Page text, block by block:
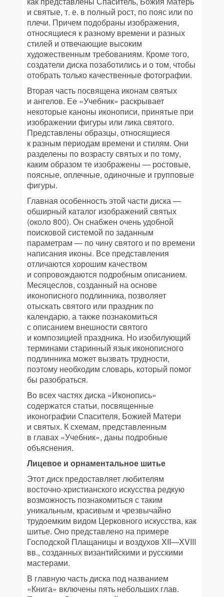
и святые, т. е. в полный рост, по пояс или по
плечи. Причем подобраны изображения,
относящиеся к разному времени и разных
стилей и отвечающие высоким
художественным требованиям. Кроме того,
создатели диска позаботились и о том, чтобы
отобрать только качественные фотографии.
Вторая часть посвящена иконам святых
и ангелов. Ее «Учебник» раскрывает
некоторые каноны иконописи, принятые при
изображении фигуры или лика святого.
Представлены образцы, относящиеся
к разным периодам времени и стилям. Они
разделены по возрасту святых и по тому,
каким образом те изображены — ростовые,
поясные, оплечные, одиночные и групповые
фигуры.
Главная особенность этой части диска —
обширный каталог изображений святых
(около 800). Он снабжен очень удобной
поисковой системой по заданным
параметрам — по чину святого и по времени
написания иконы. Все представления
отличаются хорошим качеством
и сопровождаются подробным описанием.
Месяцеслов, созданный на основе
иконописного подлинника, позволяет
отыскать святого или праздник по
календарю, а также познакомиться
с описанием внешности святого
и композицией праздника. Но изобилующий
терминами старинный язык иконописного
подлинника может вызвать трудности,
поэтому необходим словарь, который помог
бы разобраться.
Во всех частях диска «Иконопись»
содержатся статьи, посвященные
иконографии Спасителя, Божией Матери
и святых. К схемам, представленным
в главах «Учебник», даны подробные
объяснения.
Лицевое и орнаментальное шитье
Этот диск предоставляет любителям
восточно-христианского искусства редкую
возможность познакомиться с таким
уникальным, красивым и чрезвычайно
трудоемким видом Церковного искусства, как
шитье. Оно представлено на примере
Господской Плащаницы и воздухов XII—XVIII
вв., созданных византийскими и русскими
мастерами.
В главную часть диска под названием
«Книга» включены пять небольших глав.